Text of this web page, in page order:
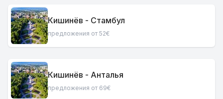
Кишинёв - Стамбул
предложения от 52€
Кишинёв - Анталья
предложения от 69€